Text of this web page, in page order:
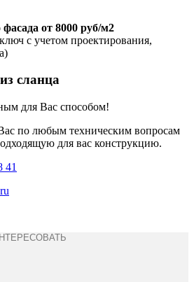
от 8000 руб/м2
с учетом проектирования,
сланца
для Вас способом!
по любым техническим вопросам
для вас конструкцию.
41